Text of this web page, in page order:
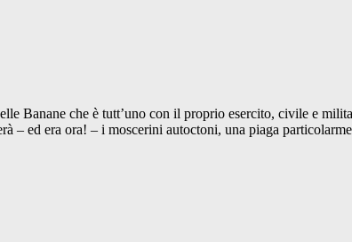
Banane che è tutt’uno con il proprio esercito, civile e
– ed era ora! – i moscerini autoctoni, una piaga